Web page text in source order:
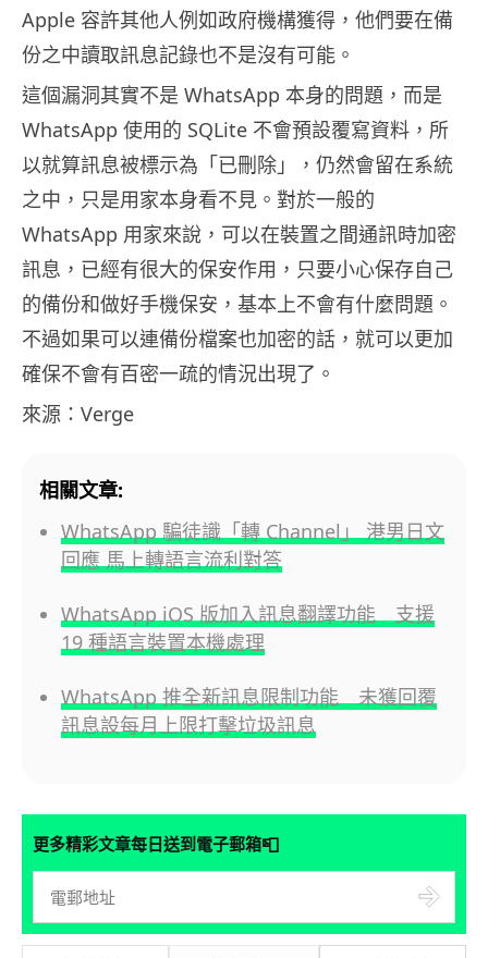
Apple 容許其他人例如政府機構獲得，他們要在備
份之中讀取訊息記錄也不是沒有可能。
這個漏洞其實不是 WhatsApp 本身的問題，而是
WhatsApp 使用的 SQLite 不會預設覆寫資料，所
以就算訊息被標示為「已刪除」，仍然會留在系統
之中，只是用家本身看不見。對於一般的
WhatsApp 用家來說，可以在裝置之間通訊時加密
訊息，已經有很大的保安作用，只要小心保存自己
的備份和做好手機保安，基本上不會有什麼問題。
不過如果可以連備份檔案也加密的話，就可以更加
確保不會有百密一疏的情況出現了。
來源：Verge
相關文章:
WhatsApp 騙徒識「轉 Channel」 港男日文
回應 馬上轉語言流利對答
WhatsApp iOS 版加入訊息翻譯功能 支援
19 種語言裝置本機處理
WhatsApp 推全新訊息限制功能 未獲回覆
訊息設每月上限打擊垃圾訊息
更多精彩文章每日送到電子郵箱📮